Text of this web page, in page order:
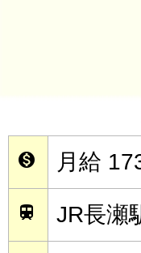
 月給
 JR長瀬